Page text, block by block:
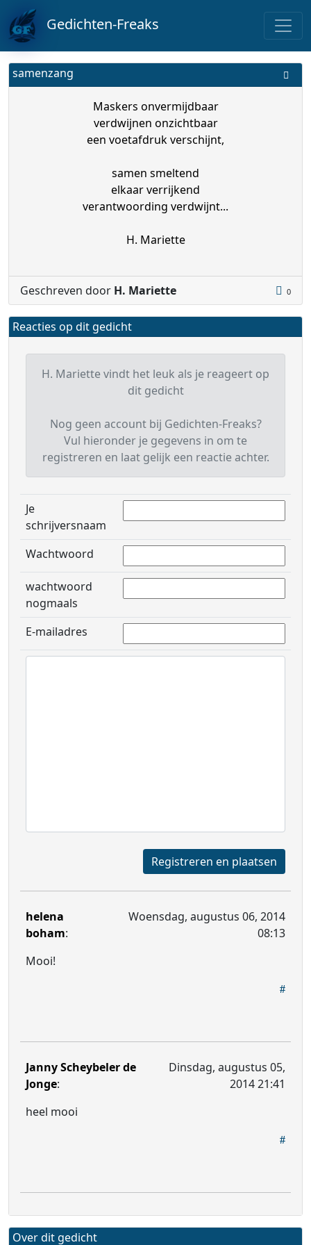
Gedichten-Freaks
samenzang
Maskers onvermijdbaar
verdwijnen onzichtbaar
een voetafdruk verschijnt,
samen smeltend
elkaar verrijkend
verantwoording verdwijnt...
H. Mariette
Geschreven door H. Mariette 0
Reacties op dit gedicht
H. Mariette vindt het leuk als je reageert op
dit gedicht
Nog geen account bij Gedichten-Freaks?
Vul hieronder je gegevens in om te
registreren en laat gelijk een reactie achter.
Je
schrijversnaam
Wachtwoord
wachtwoord
nogmaals
E-mailadres
Registreren en plaatsen
helena
boham:
Woensdag, augustus 06, 2014
08:13
Mooi!
Janny Scheybeler de
Jonge:
Dinsdag, augustus 05,
2014 21:41
heel mooi
Over dit gedicht